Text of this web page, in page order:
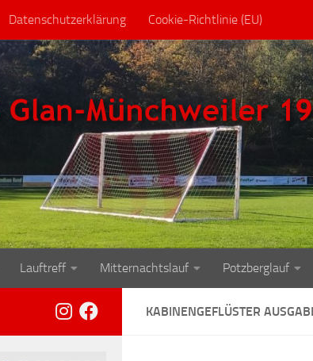
Datenschutzerklärung Cookie-Richtlinie (EU)
Lauftreff Mitternachtslauf Potzberglauf
KABINENGEFLÜSTER